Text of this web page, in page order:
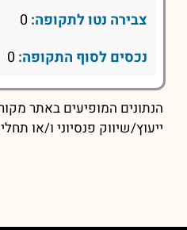
צבירה נטו לתקופה:
נכסים לסוף התקופה:
הנתונים המופיעים באתר
ייעוץ/שיווק פנסיוני ו/או